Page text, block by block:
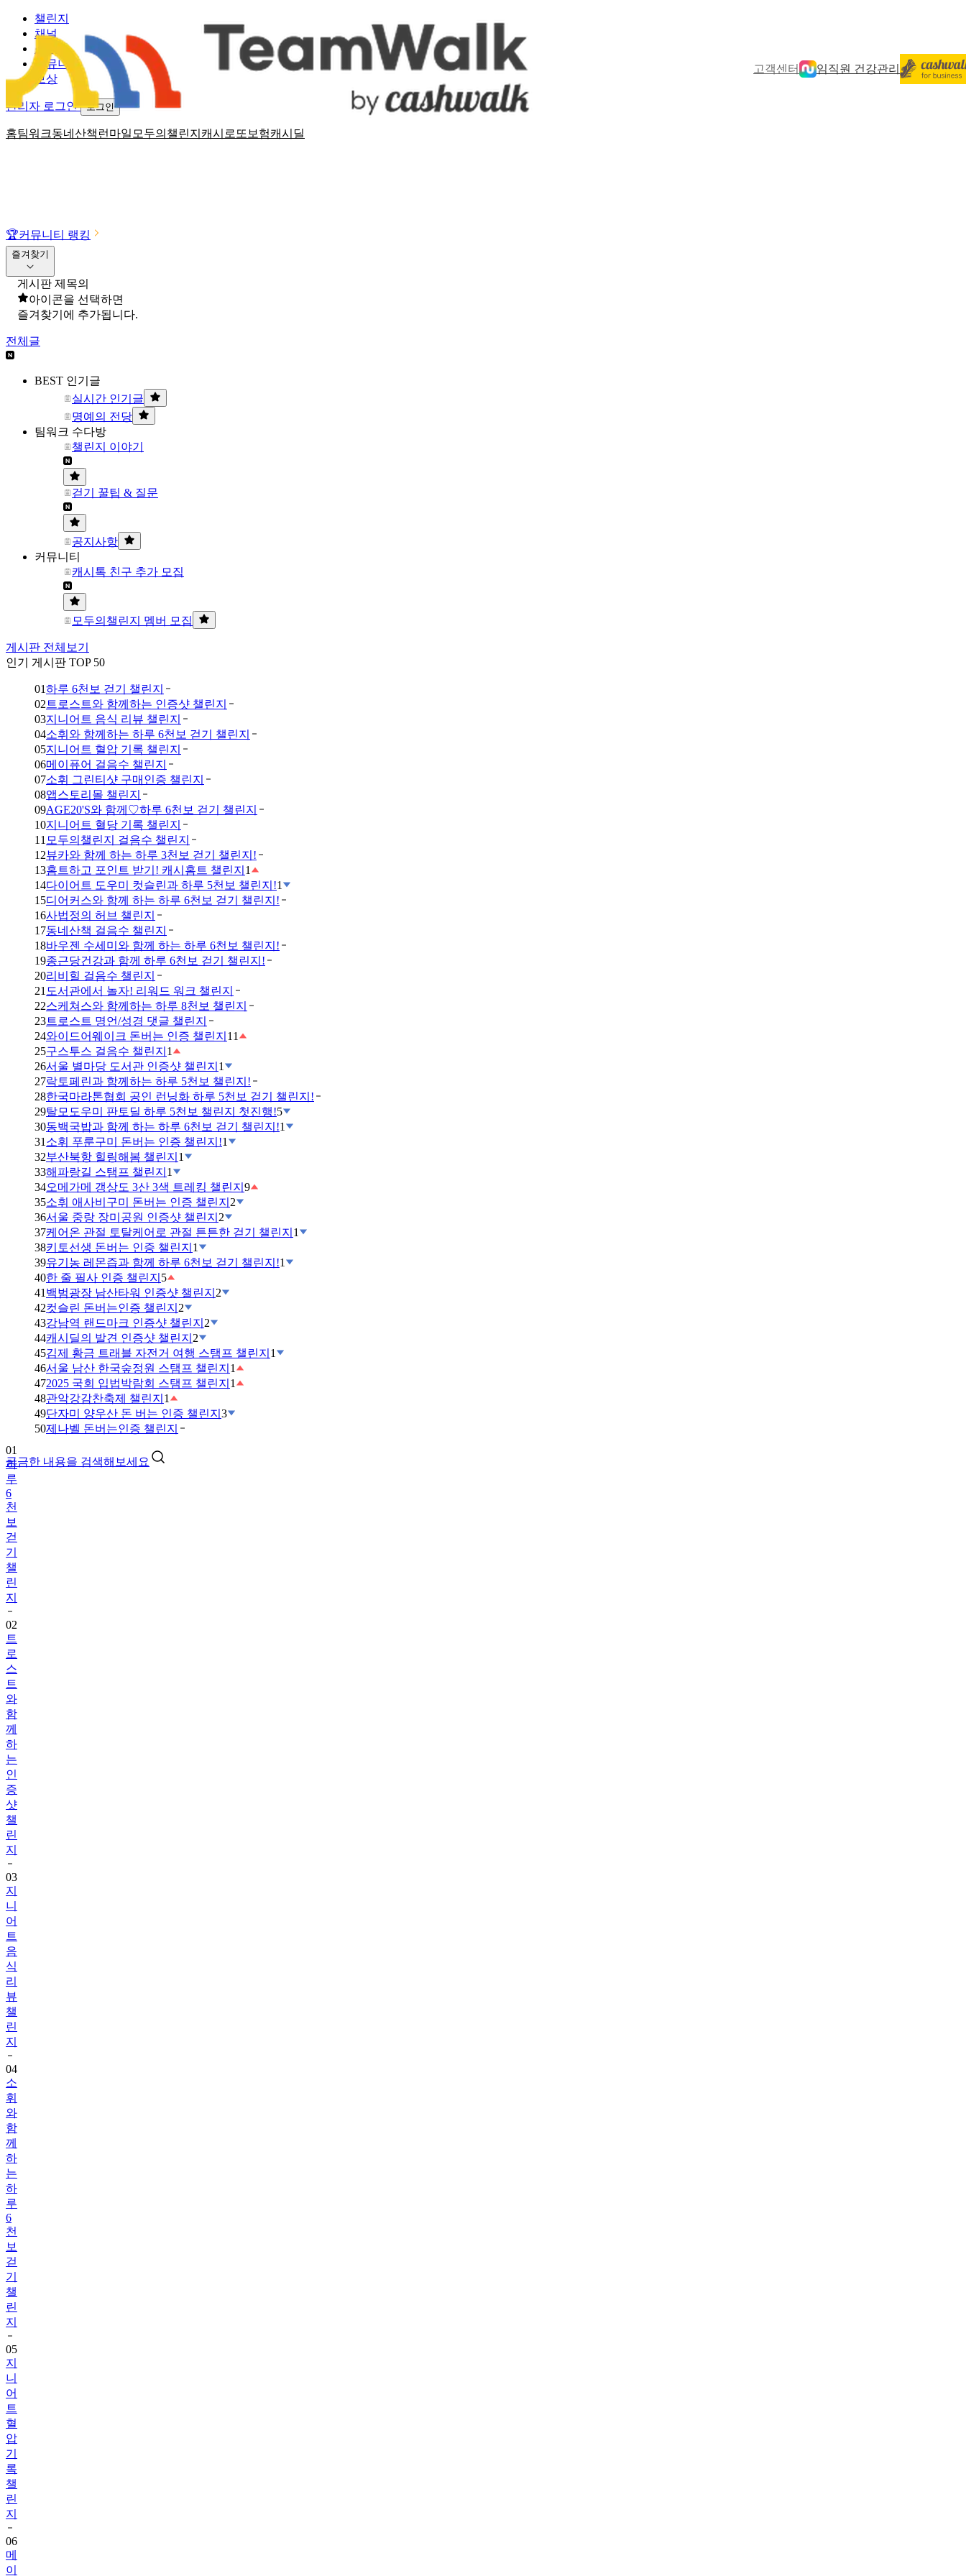
고객센터 임직원 건강관리
홈팀워크동네산책 런마일 모두의챌린지 캐시로또 보험캐시딜
챌린지
채널
소식
커뮤니티
보상
관리자 로그인 로그인
🏆커뮤니티 랭킹
즐겨찾기
게시판 제목의
아이콘을 선택하면
즐겨찾기에 추가됩니다.
전체글
BEST 인기글
실시간 인기글
명예의 전당
팀워크 수다방
챌린지 이야기
걷기 꿀팁 & 질문
공지사항
커뮤니티
캐시톡 친구 추가 모집
모두의챌린지 멤버 모집
게시판 전체보기
인기 게시판 TOP 50
01하루 6천보 걷기 챌린지
02 트로스트와 함께하는 인증샷 챌린지
03지니어트 음식 리뷰 챌린지
04소휘와 함께하는 하루 6천보 걷기 챌린지
05지니어트 혈압 기록 챌린지
06메이퓨어 걸음수 챌린지
07소휘 그린티샷 구매인증 챌린지
08앱스토리몰 챌린지
09AGE20'S와 함께♡하루 6천보 걷기 챌린지
10지니어트 혈당 기록 챌린지
11 모두의챌린지 걸음수 챌린지
12뷰카와 함께 하는 하루 3천보 걷기 챌린지!
13홈트하고 포인트 받기! 캐시홈트 챌린지 1
14다이어트 도우미 컷슬린과 하루 5천보 챌린지!1
15디어커스와 함께 하는 하루 6천보 걷기 챌린지!
16사법정의 허브 챌린지
17동네산책 걸음수 챌린지
18바우젠 수세미와 함께 하는 하루 6천보 챌린지!
19종근당건강과 함께 하루 6천보 걷기 챌린지!
20리비힐 걸음수 챌린지
21 도서관에서 놀자! 리워드 워크 챌린지
22스케쳐스와 함께하는 하루 8천보 챌린지
23트로스트 명언/성경 댓글 챌린지
24와이드어웨이크 돈버는 인증 챌린지 11
25구스투스 걸음수 챌린지 1
26서울 별마당 도서관 인증샷 챌린지 1
27락토페린과 함께하는 하루 5천보 챌린지!
28한국마라톤협회 공인 런닝화 하루 5천보 걷기 챌린지!
29탈모도우미 판토딜 하루 5천보 챌린지 첫진행!5
30동백국밥과 함께 하는 하루 6천보 걷기 챌린지!1
31 소휘 푸룬구미 돈버는 인증 챌린지!1
32부산북항 힐링해봄 챌린지 1
33해파랑길 스탬프 챌린지 1
34오메가메 갱상도 3산 3색 트레킹 챌린지 9
35소휘 애사비구미 돈버는 인증 챌린지 2
36서울 중랑 장미공원 인증샷 챌린지 2
37케어온 관절 토탈케어로 관절 튼튼한 걷기 챌린지 1
38키토선생 돈버는 인증 챌린지 1
39유기농 레몬즙과 함께 하루 6천보 걷기 챌린지!1
40한 줄 필사 인증 챌린지 5
41 백범광장 남산타워 인증샷 챌린지 2
42컷슬린 돈버는인증 챌린지 2
43강남역 랜드마크 인증샷 챌린지 2
44캐시딜의 발견 인증샷 챌린지 2
45김제 황금 트래블 자전거 여행 스탬프 챌린지 1
46서울 남산 한국숲정원 스탬프 챌린지 1
472025 국회 입법박람회 스탬프 챌린지 1
48관악강감찬축제 챌린지 1
49단자미 양우산 돈 버는 인증 챌린지 3
50제나벨 돈버는인증 챌린지
궁금한 내용을 검색해보세요
루
6
천
보
걷
기
챌
린
지
02
트
로
스
트
와
함
께
하
는
인
증
샷
챌
린
지
03
지
니
어
트
음
식
리
뷰
챌
린
지
04
소
휘
와
함
께
하
는
하
루
6
천
보
걷
기
챌
린
지
05
지
니
어
트
혈
압
기
록
챌
린
지
06
메
이
퓨